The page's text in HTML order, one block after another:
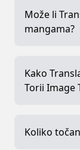
Može li
mangama?
Kako
Torii Image
Koliko